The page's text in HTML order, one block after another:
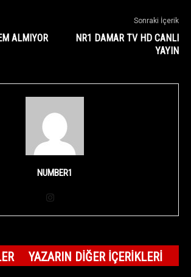
ALMIYOR
Sonraki İçerik
NR1 DAMAR TV HD CANLI
YAYIN
NUMBER1
YAZARIN DIĞER İÇERIKLERI